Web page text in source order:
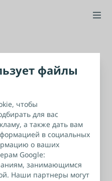
файлы
чтобы
для вас
а также дать вам
в социальных
о ваших
Google:
занимающимся
Наши партнеры могут
пошло не